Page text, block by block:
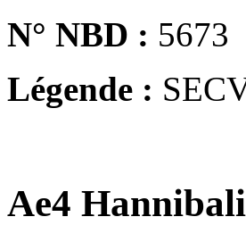
N° NBD : 5673
Légende :
Ae4